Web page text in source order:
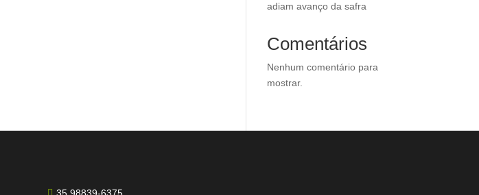
adiam avanço da safra
Comentários
Nenhum comentário para
mostrar.
